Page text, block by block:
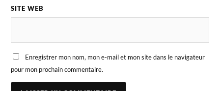
SITE WEB
Enregistrer mon nom, mon e-mail et mon site dans le navigateur
pour mon prochain commentaire.